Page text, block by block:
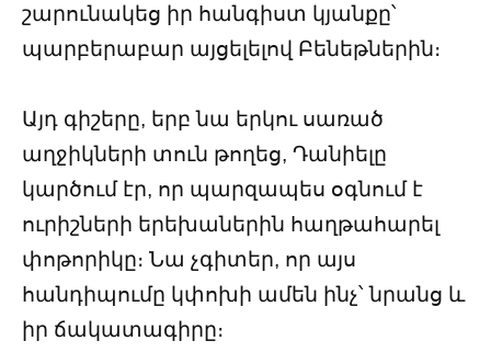
շարունակեց իր հանգիստ կյանքը՝
պարբերաբար այցելելով Բենեթներին։
Այդ գիշերը, երբ նա երկու սառած
աղջիկների տուն թողեց, Դանիելը
կարծում էր, որ պարզապես օգնում է
ուրիշների երեխաներին հաղթահարել
փոթորիկը։ Նա չգիտեր, որ այս
հանդիպումը կփոխի ամեն ինչ՝ նրանց և
իր ճակատագիրը։